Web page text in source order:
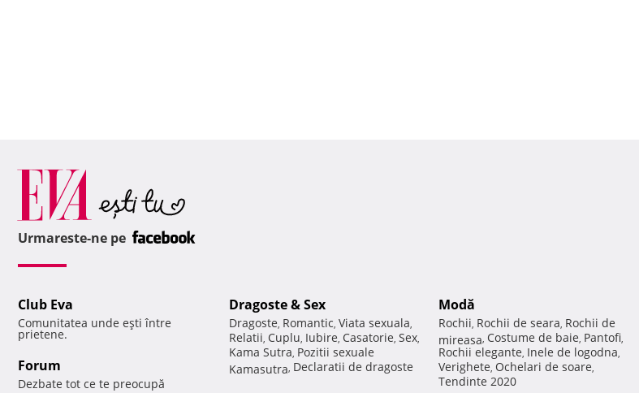
Urmareste-ne pe
Club Eva
Comunitatea unde eşti între
prietene.
Forum
Dezbate tot ce te preocupă
Dragoste & Sex
Dragoste, Romantic, Viata sexuala,
Relatii, Cuplu, Iubire, Casatorie, Sex,
Kama Sutra, Pozitii sexuale
Kamasutra, Declaratii de dragoste
Modă
Rochii, Rochii de seara, Rochii de
mireasa, Costume de baie, Pantofi,
Rochii elegante, Inele de logodna,
Verighete, Ochelari de soare,
Tendinte 2020